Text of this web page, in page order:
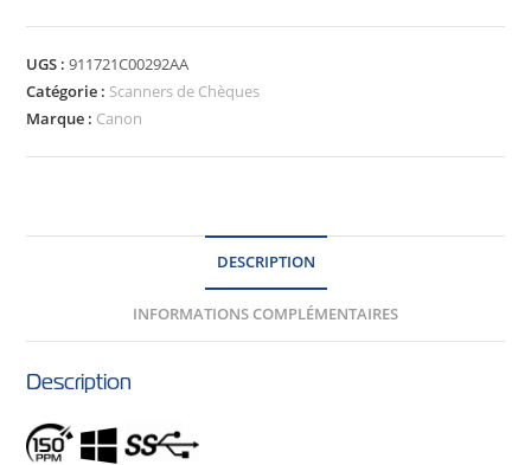
UGS :911721C00292AA
Catégorie : Scanners de Chèques
Marque : Canon
DESCRIPTION
INFORMATIONS COMPLÉMENTAIRES
Description